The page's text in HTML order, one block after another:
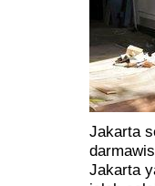
Jakarta
Jakarta